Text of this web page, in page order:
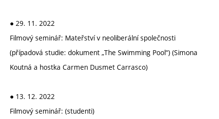
● 29. 11. 2022
Filmový seminář: Mateřství v neoliberální společnosti
(případová studie: dokument „The Swimming Pool“) (Simona
Koutná a hostka Carmen Dusmet Carrasco)
● 13. 12. 2022
Filmový seminář: (studenti)